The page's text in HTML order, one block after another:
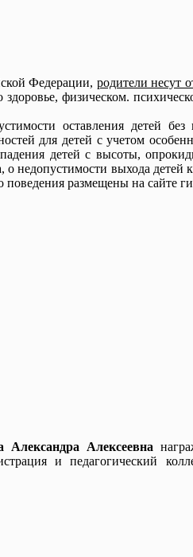
Федерации, родители несут
здоровье, физическом.
оставления детей без
для детей с учетом
детей с высоты,
о недопустимости выхода
размещены на сайте
Алексеевна
и педагогический